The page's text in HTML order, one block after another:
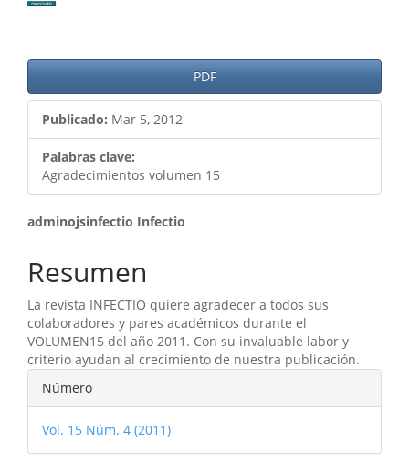
PDF
Publicado: Mar 5, 2012
Palabras clave:
Agradecimientos volumen 15
Contenido
principal
del
artículo
adminojsinfectio Infectio
Resumen
La revista INFECTIO quiere agradecer a todos sus
colaboradores y pares académicos durante el
VOLUMEN15 del año 2011. Con su invaluable labor y
criterio ayudan al crecimiento de nuestra publicación.
Detalles
del
artículo
Número
Vol. 15 Núm. 4 (2011)